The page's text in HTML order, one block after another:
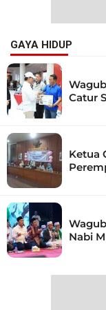
GAYA HIDUP
Catur
Ketua
Nabi